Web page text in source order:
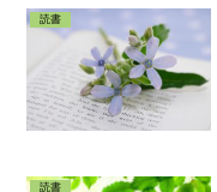
読書
読書